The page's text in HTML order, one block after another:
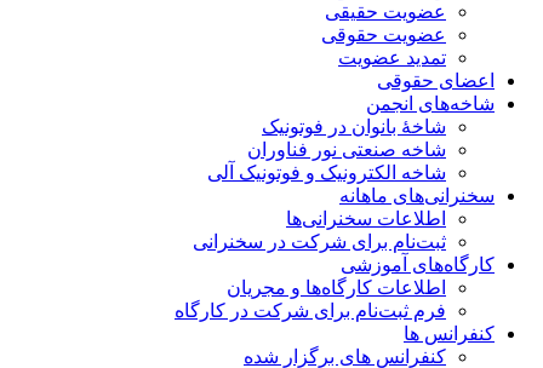
عضویت حقیقی
عضویت حقوقی
تمدید عضویت
اعضای حقوقی
شاخه‌های انجمن
شاخۀ بانوان در فوتونیک
شاخه صنعتی نور فناوران
شاخه‌ الکترونیک و فوتونیک آلی
سخنرانی‌های ماهانه
اطلاعات سخنرانی‌‌ها
ثبت‌نام برای شرکت در سخنرانی
کارگاه‌های آموزشی
اطلاعات کارگاه‌ها و مجریان
فرم ثبت‌نام برای شرکت در کارگاه
کنفرانس ها
کنفرانس های برگزار شده